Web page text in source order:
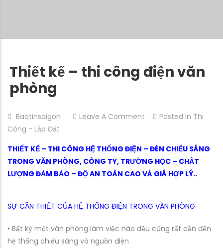
Thiết kế – thi công điện văn
phòng
Baotinsaigon Leave A Comment
I
Ế
K
–
Posted In Thi
Công - Lắp Đặt
THIẾT KẾ – THI CÔNG HỆ THỐNG ĐIỆN – ĐÈN CHIẾU SÁNG
TRONG VĂN PHÒNG, CÔNG TY, TRƯỜNG HỌC – CHẤT
LƯỢNG ĐẢM BẢO – ĐỘ AN TOÀN CAO VÀ GIÁ HỢP LÝ..
SỰ CẦN THIẾT CỦA HỆ THỐNG ĐIỆN TRONG VĂN PHÒNG
• Bất kỳ một văn phòng làm việc nào đều cũng rất cần đến
hệ thống chiếu sáng và nguồn điện